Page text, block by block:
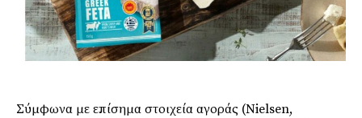
Σύμφωνα με επίσημα στοιχεία αγοράς (Nielsen,